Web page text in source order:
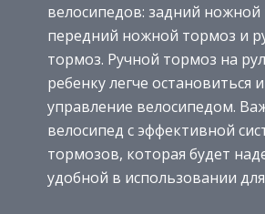
велосипедов: задний ножной
передний ножной тормоз и
тормоз. Ручной тормоз на
ребенку легче остановиться
управление велосипедом.
велосипед с эффективной
тормозов, которая будет
удобной в использовании